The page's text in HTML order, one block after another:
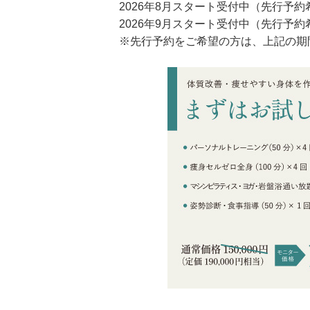
2026年8月スタート受付中（先行予
2026年9月スタート受付中（先行予
※先行予約をご希望の方は、上記の